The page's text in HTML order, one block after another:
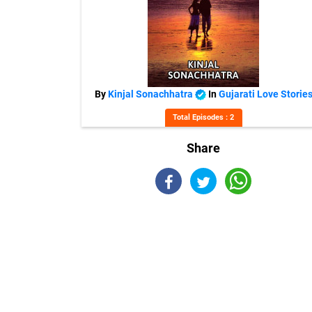
ByKinjal Sonachhatra InGujarati Love Stories
Total Episodes : 2
Share